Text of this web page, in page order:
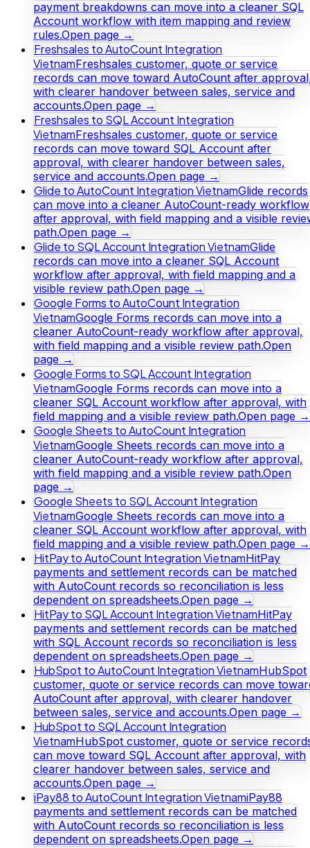
payment breakdowns can move into a cleaner SQL
Account workflow with item mapping and review
rules.Open page →
Freshsales to AutoCount Integration
VietnamFreshsales customer, quote or service
records can move toward AutoCount after
with clearer handover between sales, service and
accounts.Open page →
Freshsales to SQL Account Integration
VietnamFreshsales customer, quote or service
records can move toward SQL Account after
approval, with clearer handover between sales,
service and accounts.Open page →
Glide to AutoCount Integration VietnamGlide records
can move into a cleaner AutoCount-ready workflow
after approval, with field mapping and a visible
path.Open page →
Glide to SQL Account Integration VietnamGlide
records can move into a cleaner SQL Account
workflow after approval, with field mapping and a
visible review path.Open page →
Google Forms to AutoCount Integration
VietnamGoogle Forms records can move into a
cleaner AutoCount-ready workflow after approval,
with field mapping and a visible review path.Open
page →
Google Forms to SQL Account Integration
VietnamGoogle Forms records can move into a
cleaner SQL Account workflow after approval, with
field mapping and a visible review path.Open page →
Google Sheets to AutoCount Integration
VietnamGoogle Sheets records can move into a
cleaner AutoCount-ready workflow after approval,
with field mapping and a visible review path.Open
page →
Google Sheets to SQL Account Integration
VietnamGoogle Sheets records can move into a
cleaner SQL Account workflow after approval, with
field mapping and a visible review path.Open page →
HitPay to AutoCount Integration VietnamHitPay
payments and settlement records can be matched
with AutoCount records so reconciliation is less
dependent on spreadsheets.Open page →
HitPay to SQL Account Integration VietnamHitPay
payments and settlement records can be matched
with SQL Account records so reconciliation is less
dependent on spreadsheets.Open page →
HubSpot to AutoCount Integration VietnamHubSpot
customer, quote or service records can move
AutoCount after approval, with clearer handover
between sales, service and accounts.Open page →
HubSpot to SQL Account Integration
VietnamHubSpot customer, quote or service
can move toward SQL Account after approval, with
clearer handover between sales, service and
accounts.Open page →
iPay88 to AutoCount Integration VietnamiPay88
payments and settlement records can be matched
with AutoCount records so reconciliation is less
dependent on spreadsheets.Open page →